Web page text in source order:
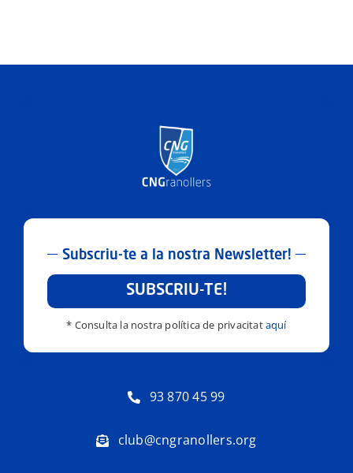
Subscriu-te a la nostra Newsletter!
SUBSCRIU-TE!
* Consulta la nostra política de privacitataquí
93 870 45 99
club@cngranollers.org